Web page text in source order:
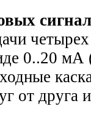
четырех
0..20 мА
от друга